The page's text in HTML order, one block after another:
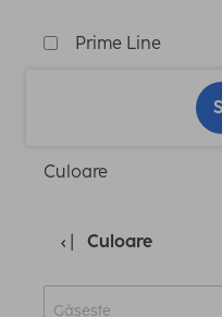
Prime Line
Culoare
Culoare